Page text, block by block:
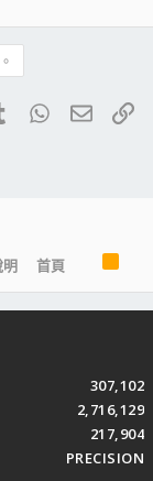
TumblrWhatsApp
電子
明 首頁
R
S
S
307,102
2,716,129
217,904
PRECISION